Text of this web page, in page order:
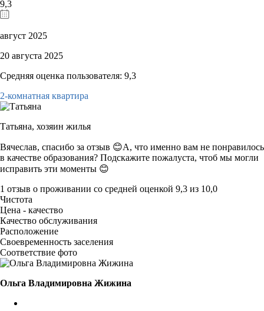
9,3
август 2025
20 августа 2025
Средняя оценка пользователя: 9,3
2-комнатная квартира
Татьяна, хозяин жилья
Вячеслав, спасибо за отзыв 😊А, что именно вам не понравилось
в качестве образования? Подскажите пожалуста, чтоб мы могли
исправить эти моменты 😊
1 отзыв о проживании со средней оценкой 9,3 из 10,0
Чистота
Цена - качество
Качество обслуживания
Расположение
Своевременность заселения
Соответствие фото
Ольга Владимировна Жижина